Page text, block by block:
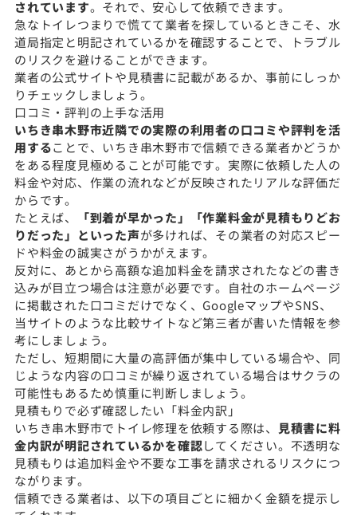
されています。それで、安心して依頼できます。
急なトイレつまりで慌てて業者を探しているときこそ、水
道局指定と明記されているかを確認することで、トラブル
のリスクを避けることができます。
業者の公式サイトや見積書に記載があるか、事前にしっか
りチェックしましょう。
口コミ・評判の上手な活用
いちき串木野市近隣での実際の利用者の口コミや評判を活
用することで、いちき串木野市で信頼できる業者かどうか
をある程度見極めることが可能です。実際に依頼した人の
料金や対応、作業の流れなどが反映されたリアルな評価だ
からです。
たとえば、
「到着が早かった」「作業料金が見積もりどお
りだった」といった声が多ければ、その業者の対応スピー
ドや料金の誠実さがうかがえます。
反対に、あとから高額な追加料金を請求されたなどの書き
込みが目立つ場合は注意が必要です。自社のホームページ
に掲載された口コミだけでなく、GoogleマップやSNS、
当サイトのような比較サイトなど第三者が書いた情報を参
考にしましょう。
ただし、短期間に大量の高評価が集中している場合や、同
じような内容の口コミが繰り返されている場合はサクラの
可能性もあるため慎重に判断しましょう。
見積もりで必ず確認したい「料金内訳」
いちき串木野市でトイレ修理を依頼する際は、
見積書に料
金内訳が明記されているかを確認してください。不透明な
見積もりは追加料金や不要な工事を請求されるリスクにつ
ながります。
信頼できる業者は、以下の項目ごとに細かく金額を提示し